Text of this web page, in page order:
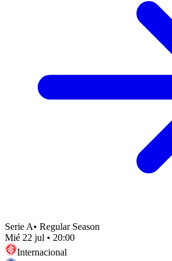
Serie A• Regular Season
Mié 22 jul • 20:00
Internacional